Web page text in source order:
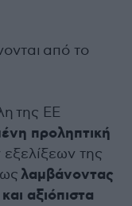
από το
της ΕΕ
προληπτική
της
λαμβάνοντας
αξιόπιστα